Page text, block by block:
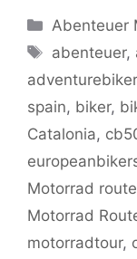
c
e
b
o
o
k
itt
er
Kategorien
Abenteuer
abenteuer,
spain, biker,
Catalonia,
Motorrad
Motorrad
motorradtour,